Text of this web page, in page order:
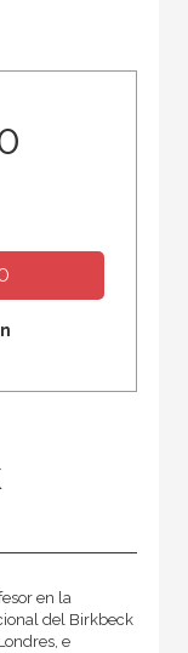
en la
del Birkbeck
e